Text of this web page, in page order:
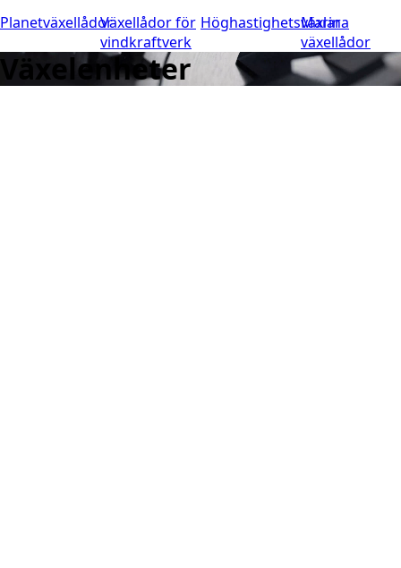
PlanetväxellådorVäxellådor för
vindkraftverk
Höghastighetsväxlar
Marina
växellådor
Växelenheter